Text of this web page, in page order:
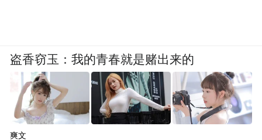
盗香窃玉：我的青春就是赌出来的
爽文